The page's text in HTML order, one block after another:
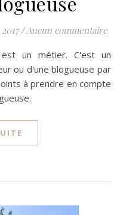
/Aucun commentaire
ou d'une blogueuse par
à prendre en compte